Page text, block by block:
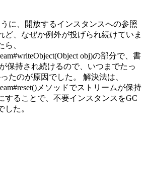
に、開放するインスタンスへの参照
ど、なぜか例外が投げられ続けていま
ら、
obj)の部分で、書
保持され続けるので、いつまでたっ
たのが原因でした。 解決法は、
メソッドでストリームが保持
することで、不要インスタンスをGC
た。